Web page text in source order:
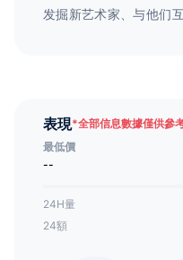
发掘新艺术家、与他们
能！
表現*全部信息數據僅供參
最低價
--
24H量
24額